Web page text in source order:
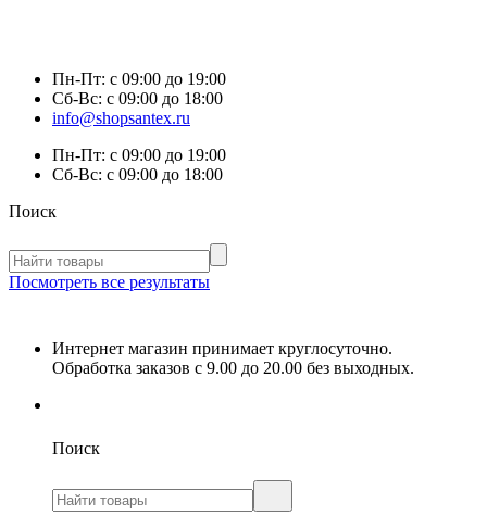
Пн-Пт: с 09:00 до 19:00
Сб-Вс: с 09:00 до 18:00
info@shopsantex.ru
Пн-Пт: с 09:00 до 19:00
Сб-Вс: с 09:00 до 18:00
Поиск
Посмотреть все результаты
Интернет магазин принимает круглосуточно.
Обработка заказов с 9.00 до 20.00 без выходных.
Поиск